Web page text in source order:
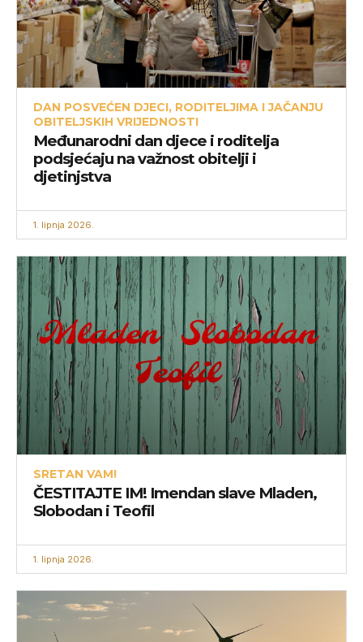
DAN POSVEĆEN DJECI, RODITELJIMA I JAČANJU
OBITELJSKIH VRIJEDNOSTI
Međunarodni dan djece i roditelja
podsjećaju na važnost obitelji i
djetinjstva
1. lipnja 2026.
SRETAN VAM!
ČESTITAJTE IM! Imendan slave Mladen,
Slobodan i Teofil
1. lipnja 2026.